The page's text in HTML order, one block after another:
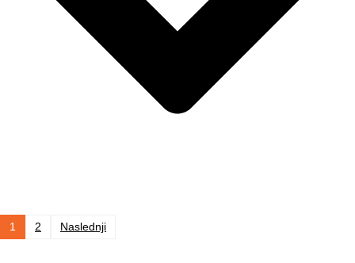
Številčenje
1 2 Naslednji